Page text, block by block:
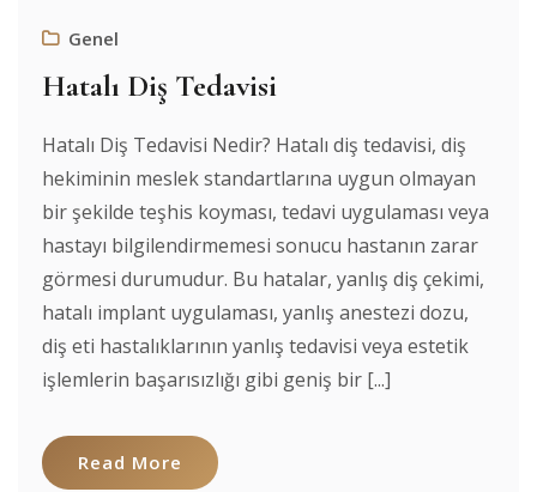
Genel
Hatalı Diş Tedavisi
Hatalı Diş Tedavisi Nedir? Hatalı diş tedavisi, diş
hekiminin meslek standartlarına uygun olmayan
bir şekilde teşhis koyması, tedavi uygulaması veya
hastayı bilgilendirmemesi sonucu hastanın zarar
görmesi durumudur. Bu hatalar, yanlış diş çekimi,
hatalı implant uygulaması, yanlış anestezi dozu,
diş eti hastalıklarının yanlış tedavisi veya estetik
işlemlerin başarısızlığı gibi geniş bir [...]
Read More